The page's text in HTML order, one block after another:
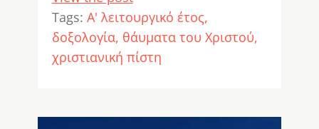
Tags: Α' λειτουργικό έτος
δοξολογία θάυματα του Χριστού
χριστιανική πίστη